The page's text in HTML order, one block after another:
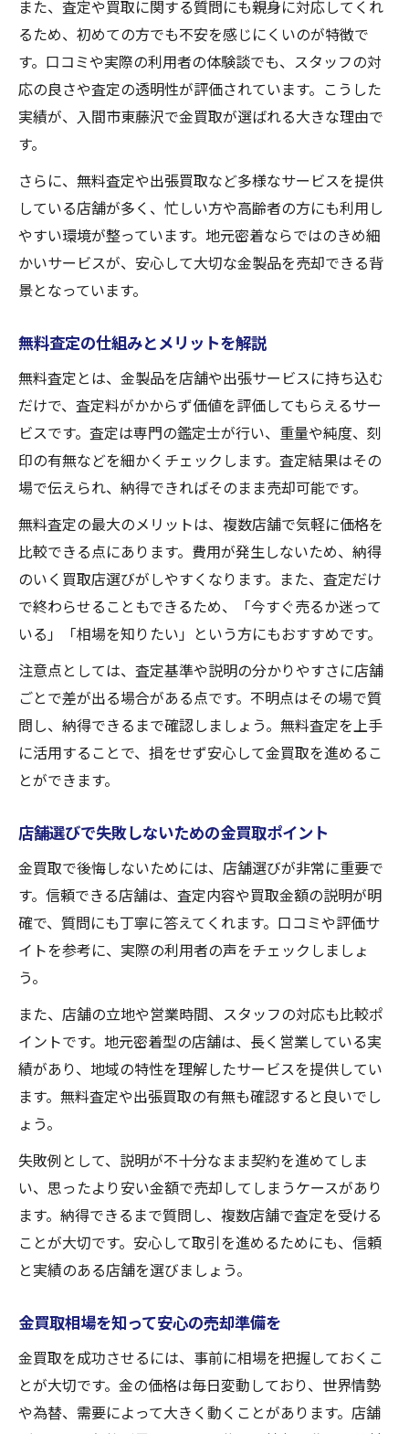
金買取時のスタッフ対応に注目しよう
地元密着型金買取サービスの魅力
金製品売却で疑問を解消するためには
金買取でよくある疑問とその解決法
金製品売却時に確認すべき注意点
金買取後の流れと安心ポイント解説
査定価格に納得できない場合の対処法
また、査定や買取に関する質問にも親身に対応してくれ
るため、初めての方でも不安を感じにくいのが特徴で
す。口コミや実際の利用者の体験談でも、スタッフの対
応の良さや査定の透明性が評価されています。こうした
実績が、入間市東藤沢で金買取が選ばれる大きな理由で
す。
さらに、無料査定や出張買取など多様なサービスを提供
している店舗が多く、忙しい方や高齢者の方にも利用し
やすい環境が整っています。地元密着ならではのきめ細
かいサービスが、安心して大切な金製品を売却できる背
景となっています。
無料査定の仕組みとメリットを解説
無料査定とは、金製品を店舗や出張サービスに持ち込む
だけで、査定料がかからず価値を評価してもらえるサー
ビスです。査定は専門の鑑定士が行い、重量や純度、刻
印の有無などを細かくチェックします。査定結果はその
場で伝えられ、納得できればそのまま売却可能です。
無料査定の最大のメリットは、複数店舗で気軽に価格を
比較できる点にあります。費用が発生しないため、納得
のいく買取店選びがしやすくなります。また、査定だけ
で終わらせることもできるため、「今すぐ売るか迷って
いる」「相場を知りたい」という方にもおすすめです。
注意点としては、査定基準や説明の分かりやすさに店舗
ごとで差が出る場合がある点です。不明点はその場で質
問し、納得できるまで確認しましょう。無料査定を上手
に活用することで、損をせず安心して金買取を進めるこ
とができます。
店舗選びで失敗しないための金買取ポイント
金買取で後悔しないためには、店舗選びが非常に重要で
す。信頼できる店舗は、査定内容や買取金額の説明が明
確で、質問にも丁寧に答えてくれます。口コミや評価サ
イトを参考に、実際の利用者の声をチェックしましょ
う。
また、店舗の立地や営業時間、スタッフの対応も比較ポ
イントです。地元密着型の店舗は、長く営業している実
績があり、地域の特性を理解したサービスを提供してい
ます。無料査定や出張買取の有無も確認すると良いでし
ょう。
失敗例として、説明が不十分なまま契約を進めてしま
い、思ったより安い金額で売却してしまうケースがあり
ます。納得できるまで質問し、複数店舗で査定を受ける
ことが大切です。安心して取引を進めるためにも、信頼
と実績のある店舗を選びましょう。
金買取相場を知って安心の売却準備を
金買取を成功させるには、事前に相場を把握しておくこ
とが大切です。金の価格は毎日変動しており、世界情勢
や為替、需要によって大きく動くことがあります。店舗